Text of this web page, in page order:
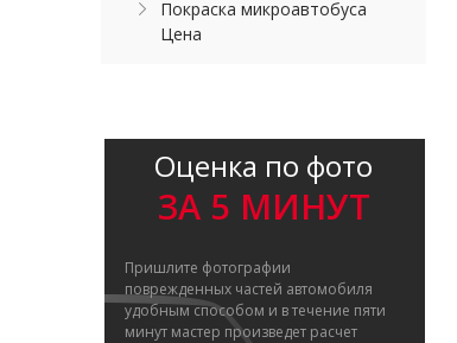
Покраска микроавтобуса
Цена
Оценка по фото
ЗА 5 МИНУТ
Пришлите фотографии
поврежденных частей автомобиля
удобным способом и в течение пяти
минут мастер произведет расчет